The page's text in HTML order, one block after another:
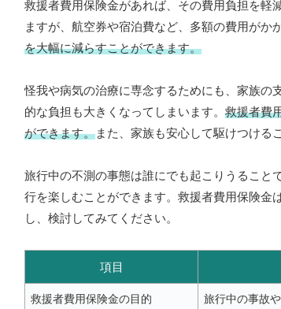
救援者費用保険金があれば、その費用負担を軽
ますが、航空券や宿泊費など、多額の費用がか
を大幅に減らすことができます。
怪我や病気の治療に専念するためにも、家族の
的な負担も大きくなってしまいます。 救援者費
ができます。また、家族も安心して駆けつける
旅行中の不測の事態は誰にでも起こりうることで
行を楽しむことができます。救援者費用保険金
し、検討してみてください。
項目
救援者費用保険金の目的 旅行中の事故